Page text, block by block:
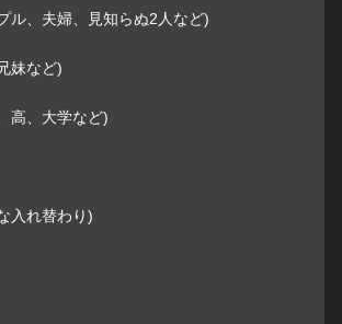
ル、夫婦、見知らぬ2人など)
妹など)
高、大学など)
入れ替わり)